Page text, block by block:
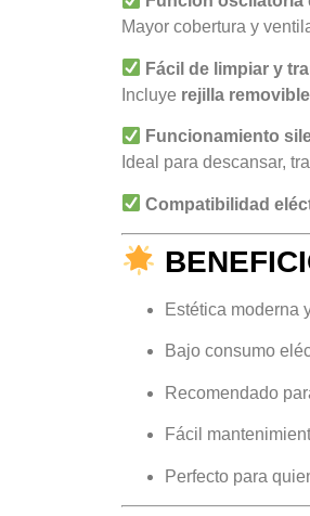
Mayor cobertura y
Fácil de limpiar y
Incluye rejilla removible
Funcionamiento
Ideal para descansar,
Compatibilidad
Estética moderna
Bajo consumo
Recomendado
Fácil
Perfecto para